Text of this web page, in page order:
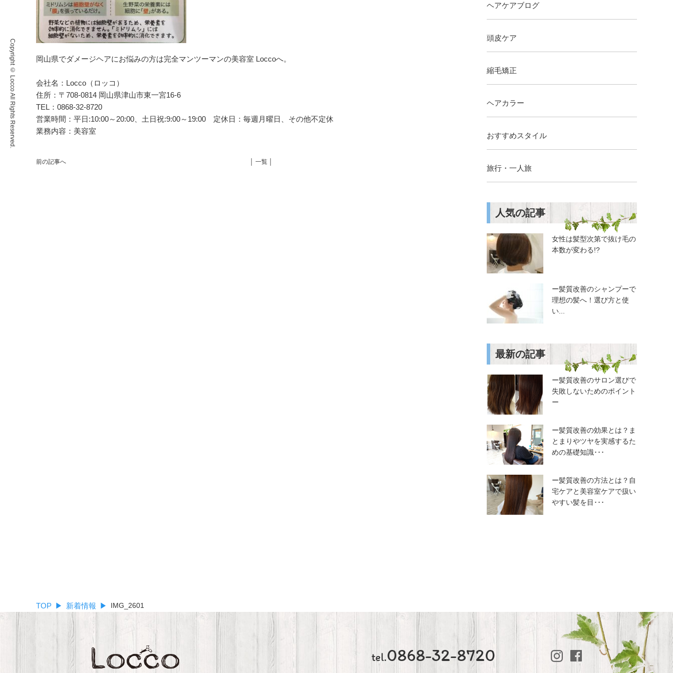
岡山県でダメージヘアにお悩みの方は完全マンツーマンの美容室 Loccoへ。
会社名：Locco（ロッコ）
住所：〒708-0814 岡山県津山市東一宮16-6
TEL：0868-32-8720
営業時間：平日:10:00～20:00、土日祝:9:00～19:00 定休日：毎週月曜日、その他不定休
業務内容：美容室
前の記事へ │ 一覧 │
ヘアケアブログ
頭皮ケア
縮毛矯正
ヘアカラー
おすすめスタイル
旅行・一人旅
人気の記事
女性は髪型次第で抜け毛の
本数が変わる!?
ー髪質改善のシャンプーで
理想の髪へ！選び方と使
い...
最新の記事
ー髪質改善のサロン選びで
失敗しないためのポイント
ー
ー髪質改善の効果とは？ま
とまりやツヤを実感するた
めの基礎知識･･･
ー髪質改善の方法とは？自
宅ケアと美容室ケアで扱い
やすい髪を目･･･
TOP 新着情報 IMG_2601
Copyright © Locco All Rights Reserved.
tel.0868-32-8720